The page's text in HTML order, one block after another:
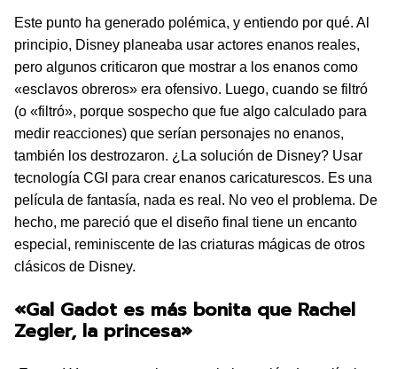
Este punto ha generado polémica, y entiendo por qué. Al
principio, Disney planeaba usar actores enanos reales,
pero algunos criticaron que mostrar a los enanos como
«esclavos obreros» era ofensivo. Luego, cuando se filtró
(o «filtró», porque sospecho que fue algo calculado para
medir reacciones) que serían personajes no enanos,
también los destrozaron. ¿La solución de Disney? Usar
tecnología CGI para crear enanos caricaturescos. Es una
película de fantasía, nada es real. No veo el problema. De
hecho, me pareció que el diseño final tiene un encanto
especial, reminiscente de las criaturas mágicas de otros
clásicos de Disney.
«Gal Gadot es más bonita que Rachel
Zegler, la princesa»